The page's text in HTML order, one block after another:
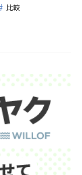
比較